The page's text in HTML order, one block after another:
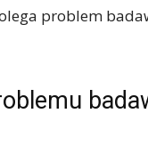
problem